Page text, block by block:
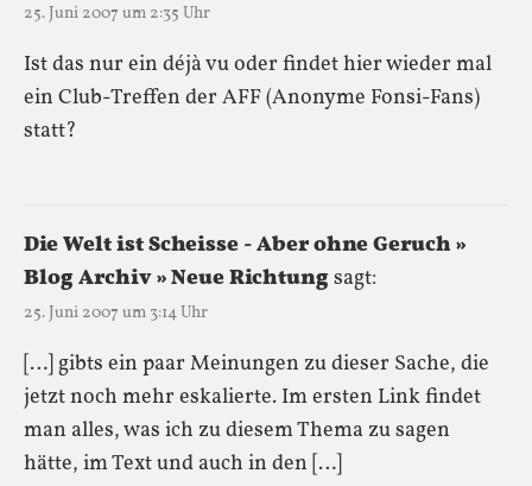
25. Juni 2007 um 2:35 Uhr
Ist das nur ein déjà vu oder findet hier wieder mal
ein Club-Treffen der AFF (Anonyme Fonsi-Fans)
statt?
Die Welt ist Scheisse - Aber ohne Geruch »
Blog Archiv » Neue Richtungsagt:
25. Juni 2007 um 3:14 Uhr
[…] gibts ein paar Meinungen zu dieser Sache, die
jetzt noch mehr eskalierte. Im ersten Link findet
man alles, was ich zu diesem Thema zu sagen
hätte, im Text und auch in den […]